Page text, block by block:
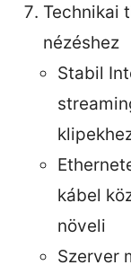
Technikai
nézéshez
Stabil
kábel
növeli
Szerver